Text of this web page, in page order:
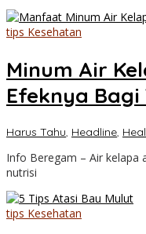
tips Kesehatan
Minum Air
Efeknya Bagi
Harus Tahu, Headline,
Info Beregam – Air kelapa
nutrisi
tips Kesehatan